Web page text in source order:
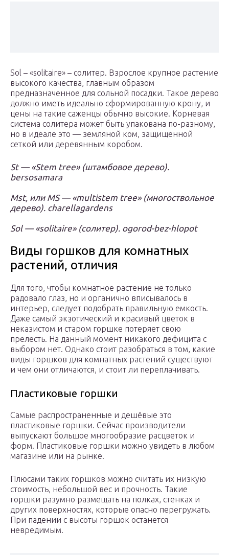
Sol – «solitaire» – солитер. Взрослое крупное растение
высокого качества, главным образом
предназначенное для сольной посадки. Такое дерево
должно иметь идеально сформированную крону, и
цены на такие саженцы обычно высокие. Корневая
система солитера может быть упакована по-разному,
но в идеале это — земляной ком, защищенной
сеткой или деревянным коробом.
St — «Stem tree» (штамбовое дерево).
bersosamara
Mst, или MS — «multistem tree» (многоcтвольное
дерево). charellagardens
Sol — «solitaire» (солитер). ogorod-bez-hlopot
Виды горшков для комнатных
растений, отличия
Для того, чтобы комнатное растение не только
радовало глаз, но и органично вписывалось в
интерьер, следует подобрать правильную емкость.
Даже самый экзотический и красивый цветок в
неказистом и старом горшке потеряет свою
прелесть. На данный момент никакого дефицита с
выбором нет. Однако стоит разобраться в том, какие
виды горшков для комнатных растений существуют
и чем они отличаются, и стоит ли переплачивать.
Пластиковые горшки
Самые распространенные и дешёвые это
пластиковые горшки. Сейчас производители
выпускают большое многообразие расцветок и
форм. Пластиковые горшки можно увидеть в любом
магазине или на рынке.
Плюсами таких горшков можно считать их низкую
стоимость, небольшой вес и прочность. Такие
горшки разумно размещать на полках, стенках и
других поверхностях, которые опасно перегружать.
При падении с высоты горшок останется
невредимым.